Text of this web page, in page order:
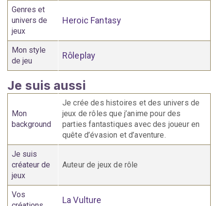
Genres et
univers de
jeux
Heroic Fantasy
Mon style
de jeu
Rôleplay
Je suis aussi
Mon
background
Je crée des histoires et des univers de
jeux de rôles que j’anime pour des
parties fantastiques avec des joueur en
quête d’évasion et d’aventure.
Je suis
créateur de
jeux
Auteur de jeux de rôle
Vos
La Vulture